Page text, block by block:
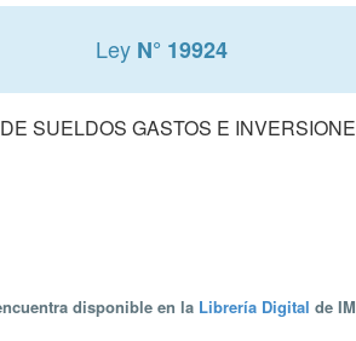
Ley N° 19924
SUELDOS GASTOS E
disponible en la Librería Digital de